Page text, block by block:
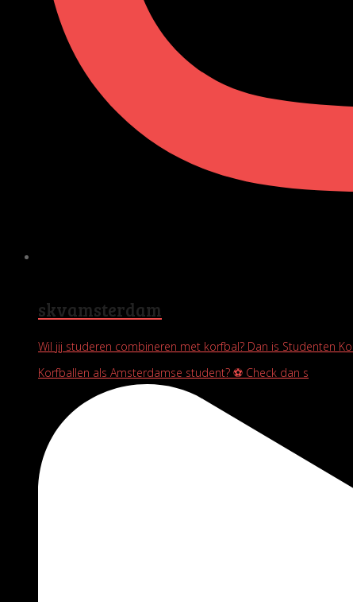
skvamsterdam
Wil jij studeren combineren met korfbal? Dan is Studenten
Korfballen als Amsterdamse student? ⚽️ Check dan s